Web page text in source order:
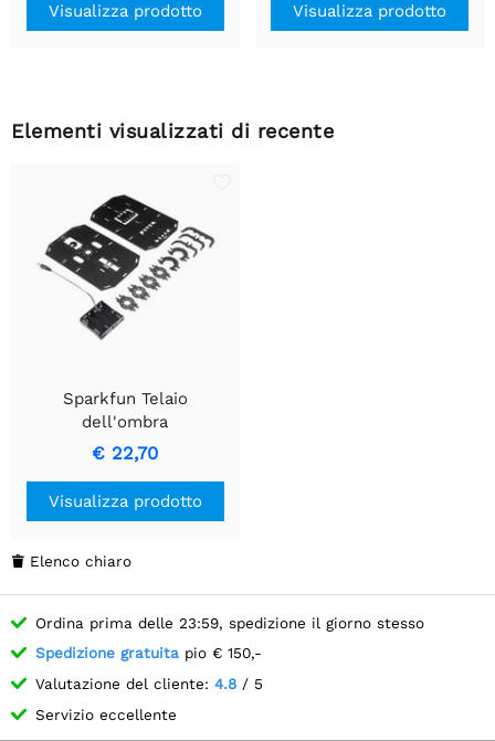
Visualizza prodotto Visualizza prodotto
Elementi visualizzati di recente
Sparkfun Telaio
dell'ombra
€ 22,70
Visualizza prodotto
 Elenco chiaro
Ordina prima delle 23:59, spedizione il giorno stesso
Spedizione gratuita pio € 150,-
Valutazione del cliente: 4.8 / 5
Servizio eccellente